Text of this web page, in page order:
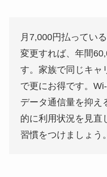
月7,000円払ってい
変更すれば、年間
す。家族で同じキャ
で更にお得です。
データ通信量を抑え
的に利用状況を見直
習慣をつけましょう。